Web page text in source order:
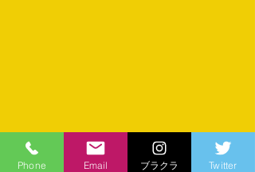
Phone Email ブラクラ Twitter